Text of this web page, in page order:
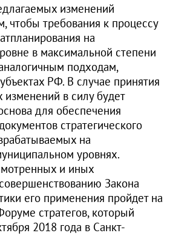
изменений
чтобы требования к процессу
на
в максимальной степени
подходам,
РФ. В случае принятия
изменений в силу будет
для обеспечения
стратегического
на
уровнях.
и иных
Закона
его применения пройдет на
стратегов, который
2018 года в Санкт-